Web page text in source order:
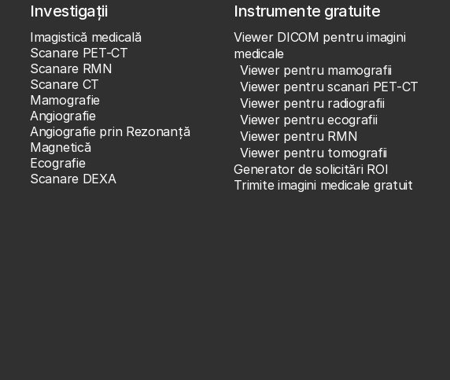
Investigații
Imagistică medicală
Scanare PET-CT
Scanare RMN
Scanare CT
Mamografie
Angiografie
Angiografie prin Rezonanță
Magnetică
Ecografie
Scanare DEXA
Instrumente gratuite
Viewer DICOM pentru imagini
medicale
Viewer pentru mamografii
Viewer pentru scanari PET-CT
Viewer pentru radiografii
Viewer pentru ecografii
Viewer pentru RMN
Viewer pentru tomografii
Generator de solicitări ROI
Trimite imagini medicale gratuit